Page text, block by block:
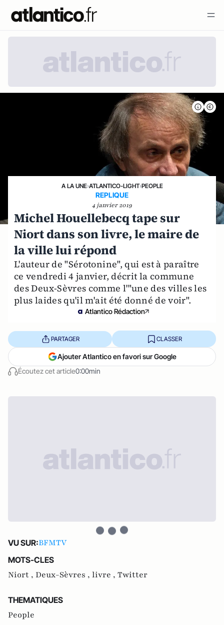
A LA UNE›ATLANTICO-LIGHT›PEOPLE
REPLIQUE
4 janvier 2019
Michel Houellebecq tape sur
Niort dans son livre, le maire de
la ville lui répond
L'auteur de "Sérotonine", qui est à paraître
ce vendredi 4 janvier, décrit la commune
des Deux-Sèvres comme l'"une des villes les
plus laides qu'il m'ait été donné de voir".
Atlantico Rédaction
Écoutez cet article0:00min
PARTAGER CLASSER
Ajouter Atlantico en favori sur Google
VU SUR:BFMTV
MOTS-CLES
Niort , Deux-Sèvres , livre , Twitter
THEMATIQUES
People